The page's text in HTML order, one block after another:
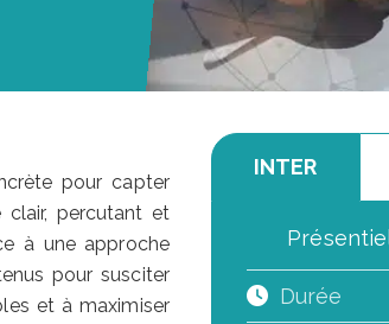
pour capter
clair, percutant et
à une approche
pour susciter
et à maximiser
INTER
Durée